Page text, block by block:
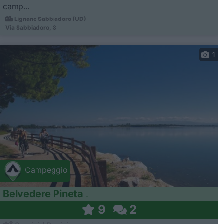
camp...
Lignano Sabbiadoro (UD)
Via Sabbiadoro, 8
Campeggio
1
Belvedere Pineta
9 2